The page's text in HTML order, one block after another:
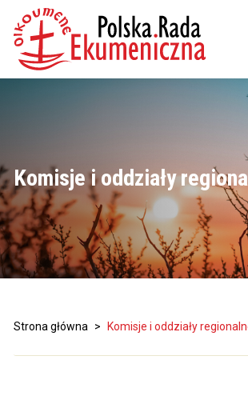
Komisje i oddziały
Strona główna > Komisje i oddziały